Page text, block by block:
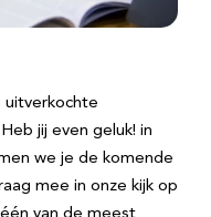
uitverkochte
jij even geluk! in
we je de komende
mee in onze kijk op